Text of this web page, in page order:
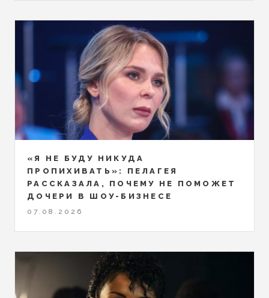
«Я НЕ БУДУ НИКУДА
ПРОПИХИВАТЬ»: ПЕЛАГЕЯ
РАССКАЗАЛА, ПОЧЕМУ НЕ ПОМОЖЕТ
ДОЧЕРИ В ШОУ-БИЗНЕСЕ
07.08.2026